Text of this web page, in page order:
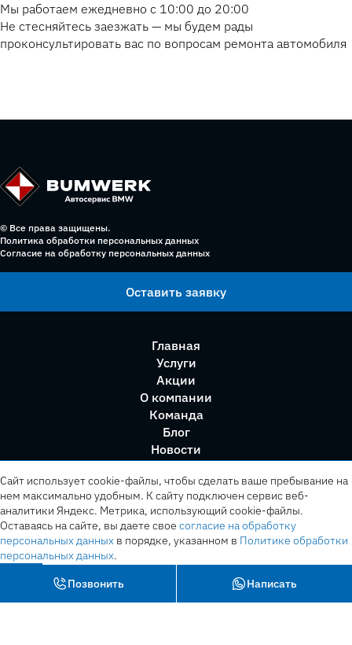
Мы работаем ежедневно с 10:00 до 20:00
Не стесняйтесь заезжать — мы будем рады
проконсультировать вас по вопросам ремонта автомобиля
© Все права защищены.
Политика обработки персональных данных
Согласие на обработку персональных данных
Оставить заявку
Главная
Услуги
Акции
О компании
Команда
Блог
Новости
Позвонить Написать
Сайт использует cookie-файлы, чтобы сделать ваше пребывание на
нем максимально удобным. К cайту подключен сервис веб-
аналитики Яндекс. Метрика, использующий cookie-файлы.
Оставаясь на сайте, вы даете свое согласие на обработку
персональных данных в порядке, указанном в Политике обработки
персональных данных.